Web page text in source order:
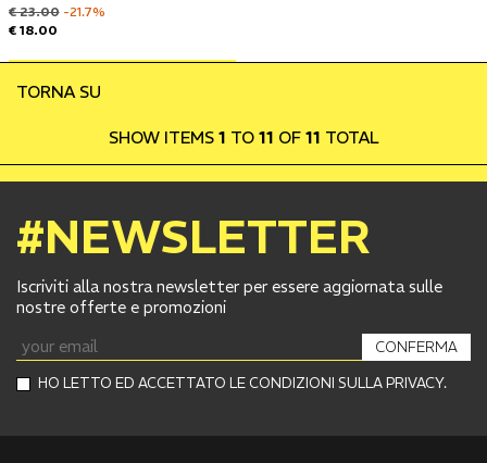
€ 23.00 -21.7%
€ 18.00
TORNA SU
SHOW ITEMS 1 TO 11 OF 11 TOTAL
#NEWSLETTER
Iscriviti alla nostra newsletter per essere aggiornata sulle
nostre offerte e promozioni
HO LETTO ED ACCETTATO LE CONDIZIONI SULLA PRIVACY.
CONFERMA